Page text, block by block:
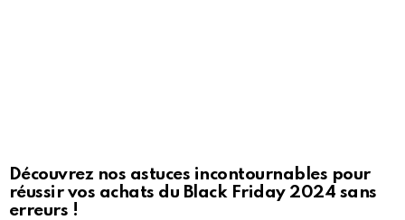
Découvrez nos astuces incontournables pour
réussir vos achats du Black Friday 2024 sans
erreurs !